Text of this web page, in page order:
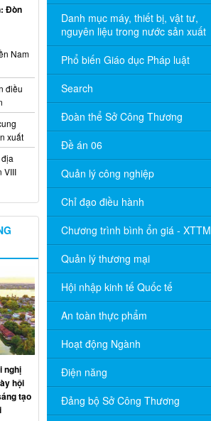
Danh mục máy, thiết bị, vật tư,
nguyên liệu trong nước sản xuất
Phổ biến Giáo dục Pháp luật
Search
Đoàn thể Sở Công Thương
Đề án 06
Quản lý công nghiệp
Chỉ đạo điều hành
Chương trình bình ổn giá - XTTM
Quản lý thương mại
Hội nhập kinh tế Quốc tế
An toàn thực phẩm
Hoạt động Ngành
Điện năng
Đảng bộ Sở Công Thương
Đòn
Nam
điều
xuất
VIII
nghị
hội
tạo